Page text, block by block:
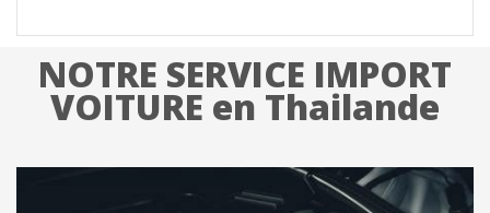
NOTRE SERVICE IMPORT
VOITURE en Thailande